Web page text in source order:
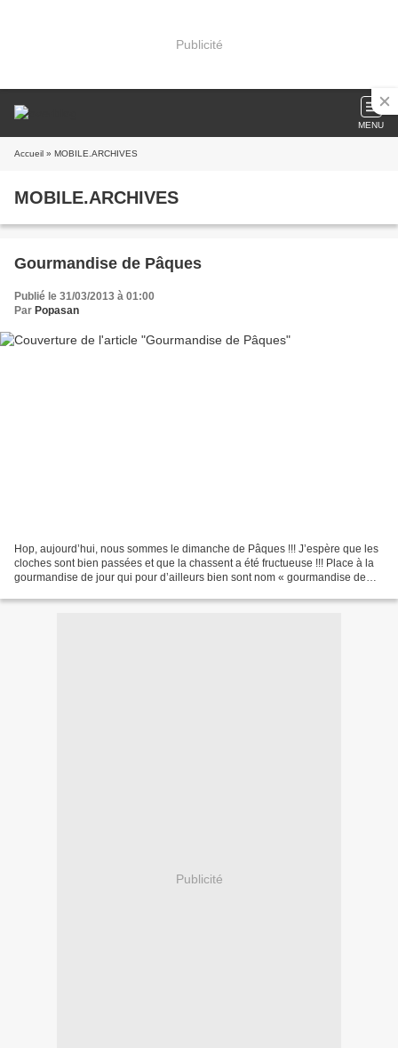
Publicité
MENU
Accueil » MOBILE.ARCHIVES
MOBILE.ARCHIVES
Gourmandise de Pâques
Publié le 31/03/2013 à 01:00
Par Popasan
Hop, aujourd’hui, nous sommes le dimanche de Pâques !!! J’espère que les
cloches sont bien passées et que la chassent a été fructueuse !!! Place à la
gourmandise de jour qui pour d’ailleurs bien sont nom « gourmandise de
Publicité